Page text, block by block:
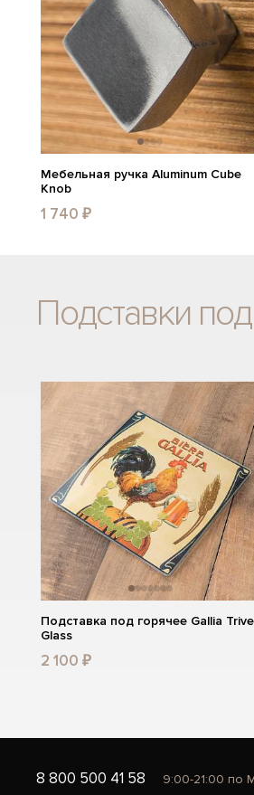
Мебельная ручка Aluminum Cube
Knob
1 740 ₽
Подставки
Подставка под горячее Gallia
Glass
2 100 ₽
8 800 500 41 58 9:00-21:00 по